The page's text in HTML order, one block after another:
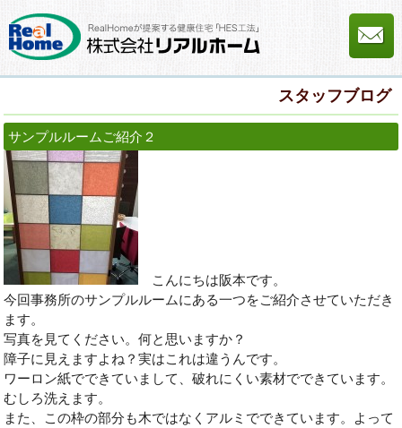
スタッフブログ
サンプルルームご紹介２
こんにちは阪本です。
今回事務所のサンプルルームにある一つをご紹介させていただき
ます。
写真を見てください。何と思いますか？
障子に見えますよね？実はこれは違うんです。
ワーロン紙でできていまして、破れにくい素材でできています。
むしろ洗えます。
また、この枠の部分も木ではなくアルミでできています。よって